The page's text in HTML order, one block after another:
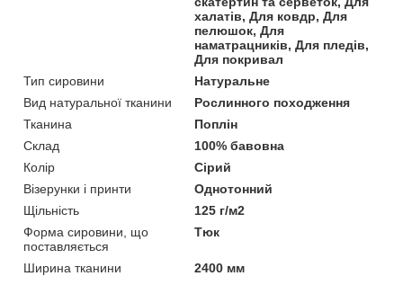
халатів, Для ковдр, Для
пелюшок, Для
наматрацників, Для пледів,
Для покривал
Тип сировини
Натуральне
Вид натуральної тканини
Рослинного походження
Тканина
Поплін
Склад
100% бавовна
Колір
Сірий
Візерунки і принти
Однотонний
Щільність
125 г/м2
Форма сировини, що
поставляється
Тюк
Ширина тканини
2400 мм